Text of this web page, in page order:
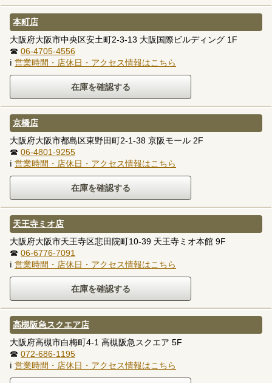
本町店
大阪府大阪市中央区安土町2-3-13 大阪国際ビルディング 1F
☎ 06-4705-4556
ℹ 営業時間・店休日・アクセス情報はこちら
京橋店
大阪府大阪市都島区東野田町2-1-38 京阪モール 2F
☎ 06-4801-9255
ℹ 営業時間・店休日・アクセス情報はこちら
天王寺ミオ店
大阪府大阪市天王寺区悲田院町10-39 天王寺ミオ本館 9F
☎ 06-6776-7091
ℹ 営業時間・店休日・アクセス情報はこちら
高槻阪急スクエア店
大阪府高槻市白梅町4-1 高槻阪急スクエア 5F
☎ 072-686-1195
ℹ 営業時間・店休日・アクセス情報はこちら